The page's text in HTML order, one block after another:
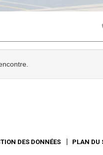
DES DONNÉES PLAN DU